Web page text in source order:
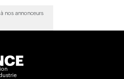
nos annonceurs